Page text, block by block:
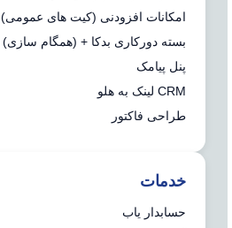
امکانات افزودنی (کیت های عمومی)
بسته دورکاری بدکا + (همگام سازی)
پنل پیامک
CRM لینک به هلو
طراحی فاکتور
خدمات
حسابدار یاب